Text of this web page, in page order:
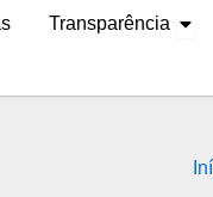
Transparência